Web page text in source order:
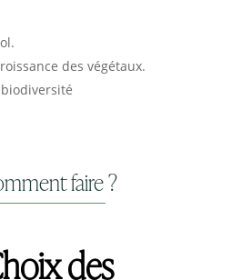
des végétaux.
faire ?
des